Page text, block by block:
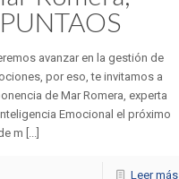
avanzar en la gestión de
por eso, te invitamos a
de Mar Romera, experta
Emocional el próximo
m [...]
Leer más